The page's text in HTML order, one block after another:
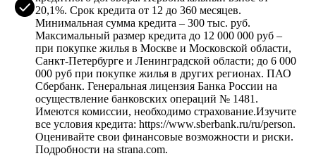
20,1%. Срок кредита от 12 до 360 месяцев.
Минимальная сумма кредита – 300 тыс. руб.
Максимальный размер кредита до 12 000 000 руб –
при покупке жилья в Москве и Московской области,
Санкт-Петербурге и Ленинградской области; до 6 000
000 руб при покупке жилья в других регионах. ПАО
Сбербанк. Генеральная лицензия Банка России на
осуществление банковских операций № 1481.
Имеются комиссии, необходимо страхование.Изучите
все условия кредита: https://www.sberbank.ru/ru/person.
Оценивайте свои финансовые возможности и риски.
Подробности на strana.com.